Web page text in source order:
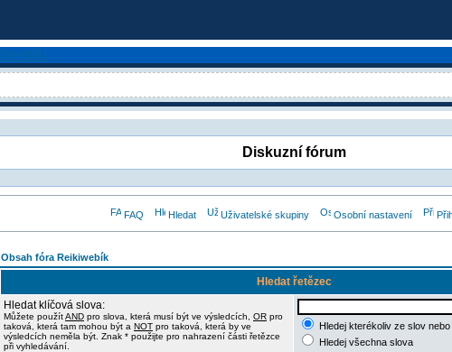
Diskuzní fórum
FAQ Hledat Uživatelské skupiny Osobní nastavení
Obsah fóra Reikiwebík
Hledat řetězec
Hledat klíčová slova:
Můžete použítAND pro slova, která musí být ve výsledcích, OR pro
taková, která tam mohou být a NOT pro taková, která by ve
výsledcích neměla být. Znak * použijte pro nahrazení části řetězce
při vyhledávání.
Hledej kterékoliv ze slov
Hledej všechna slova